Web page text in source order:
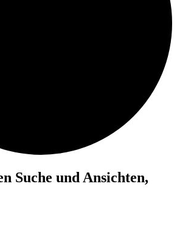
Suche und Ansichten,